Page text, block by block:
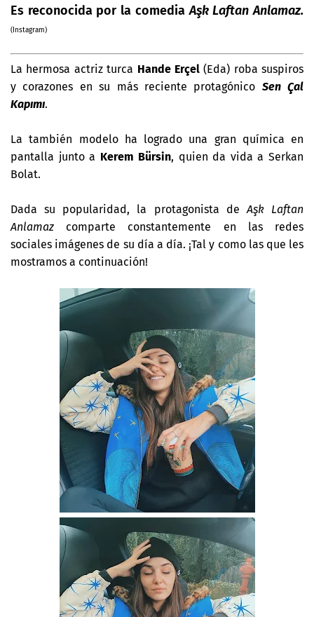
Es reconocida por la comediaAşk Laftan Anlamaz.
(Instagram)
La hermosa actriz turca Hande Erçel(Eda) roba suspiros
y corazones en su más reciente protagónico Sen Çal
Kapımı.
La también modelo ha logrado una gran química en
pantalla junto a Kerem Bürsin, quien da vida aSerkan
Bolat.
Dada su popularidad, la protagonista deAşk Laftan
Anlamaz comparte constantemente en las redes
sociales imágenes de su día a día. ¡Tal y como las que les
mostramos a continuación!